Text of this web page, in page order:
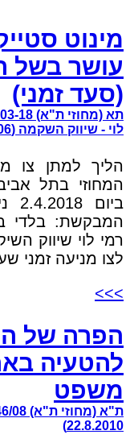
מינוט
עושר בשל
(סעד זמני)
לוי - שיווק השקמה (2006) בע"מ (פורסם בנבו, 2018)
הליך למתן צו
המחוזי בתל
המבקשת: בלדי
לצו מניעה זמני
>>>
הפרה של
להטעיה
משפט
22.8.2010)